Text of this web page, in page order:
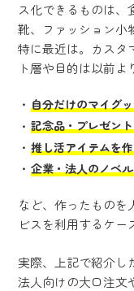
ス化できるものは、
靴、ファッション小
特に最近は。カスタ
ト層や目的は以前よ
自分だけのマイグ
記念品・プレゼン
推し活アイテムを
企業・法人のノベ
など、作ったものを
ビスを利用するケー
実際、上記で紹介し
法人向けの大口注文